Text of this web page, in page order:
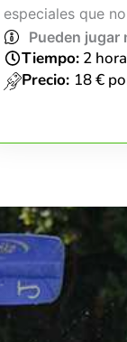
especiales que
Pueden jugar
Tiempo: 2
Precio: 18 €